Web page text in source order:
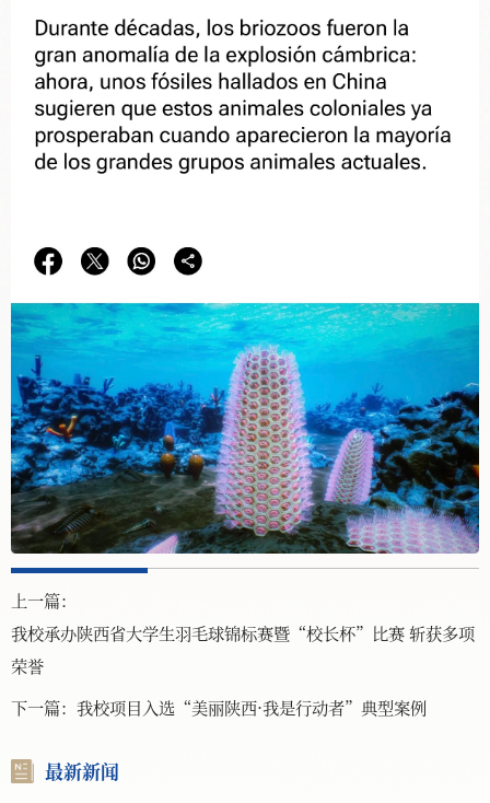
上一篇：
我校承办陕西省大学生羽毛球锦标赛暨“校长杯”比赛 斩获多项
荣誉
下一篇： 我校项目入选“美丽陕西·我是行动者”典型案例
最新新闻